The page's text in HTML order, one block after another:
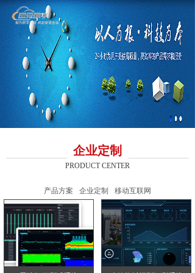
企业定制
PRODUCT CENTER
产品方案 企业定制 移动互联网